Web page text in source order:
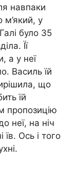
навпаки
м’який, у
було 35
Її
а у неї
Василь їй
що
їй
пропозицію
неї, на ніч
їв. Ось і того